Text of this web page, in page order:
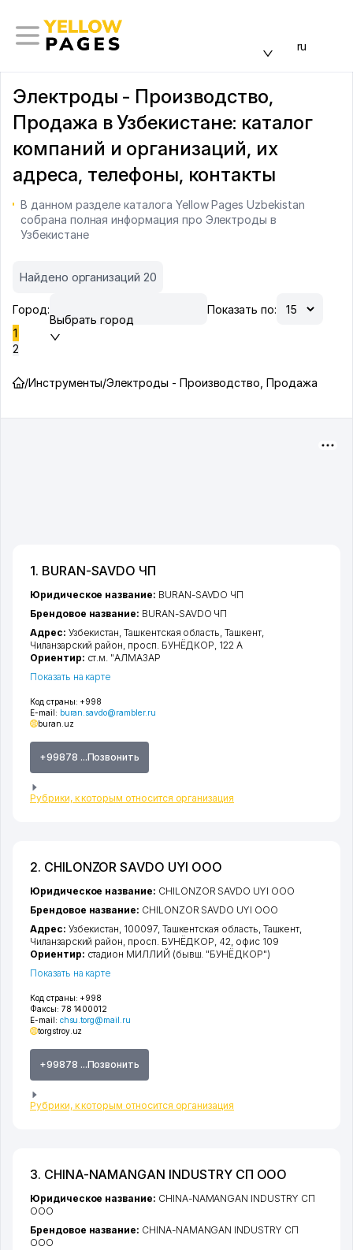
ru
Электроды - Производство,
Продажа в Узбекистане: каталог
компаний и организаций, их
адреса, телефоны, контакты
В данном разделе каталога Yellow Pages Uzbekistan
собрана полная информация про Электроды в
Узбекистане
Найдено организаций 20
Город:
Выбрать город
Показать по:
1
2
/Инструменты/Электроды - Производство, Продажа
1. BURAN-SAVDO ЧП
Код страны: +998
E-mail: buran.savdo@rambler.ru
buran.uz
+99878 ...Позвонить
Рубрики, к которым относится организация
Юридическое название: BURAN-SAVDO ЧП
Брендовое название: BURAN-SAVDO ЧП
Адрес: Узбекистан,Ташкентская область,Ташкент,
Чиланзарский район, просп. БУНЁДКОР, 122 А
Ориентир: ст.м. "АЛМАЗАР
Показать на карте
2. CHILONZOR SAVDO UYI ООО
Код страны: +998
Факсы: 78 1400012
E-mail: chsu.torg@mail.ru
torgstroy.uz
+99878 ...Позвонить
Рубрики, к которым относится организация
Юридическое название: CHILONZOR SAVDO UYI ООО
Брендовое название: CHILONZOR SAVDO UYI ООО
Адрес: Узбекистан, 100097, Ташкентская область, Ташкент,
Чиланзарский район, просп. БУНЁДКОР, 42, офис 109
Ориентир: стадион МИЛЛИЙ (бывш. "БУНЁДКОР")
Показать на карте
3. CHINA-NAMANGAN INDUSTRY СП ООО
Юридическое название: CHINA-NAMANGAN INDUSTRY СП
ООО
Брендовое название: CHINA-NAMANGAN INDUSTRY СП
ООО